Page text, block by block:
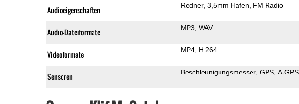
Audioeigenschaften Redner 3,5mm Hafen FM Radio
Audio-Dateiformate MP3 WAV
Videoformate MP4 H.264
Sensoren Beschleunigungsmesser GPS A-GPS